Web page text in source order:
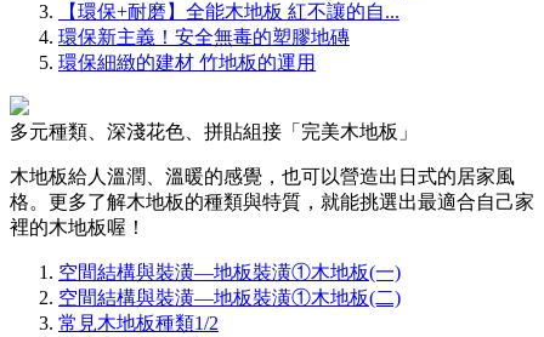
【環保+耐磨】全能木地板 紅不讓的自...
環保新主義！安全無毒的塑膠地磚
環保細緻的建材 竹地板的運用
多元種類、深淺花色、拼貼組接「完美木地板」
木地板給人溫潤、溫暖的感覺，也可以營造出日式的居家風
格。更多了解木地板的種類與特質，就能挑選出最適合自己家
裡的木地板喔！
空間結構與裝潢—地板裝潢①木地板(一)
空間結構與裝潢—地板裝潢①木地板(二)
常見木地板種類1/2